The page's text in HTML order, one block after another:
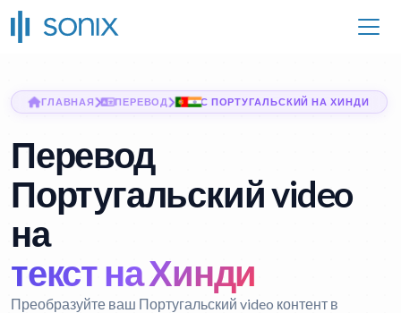
ГЛАВНАЯ ПЕРЕВОД С ПОРТУГАЛЬСКИЙ НА ХИНДИ
Перевод
Португальский video
на
текст на Хинди
Преобразуйте ваш Португальский video контент в